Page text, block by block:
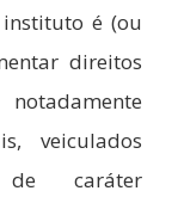
é (ou
direitos
veiculados
caráter